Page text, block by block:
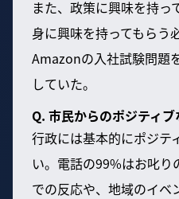
また、政策に興味を持っ
身に興味を持ってもらう
Amazonの入社試験問題
していた。
Q. 市民からのポジティ
行政には基本的にポジテ
い。電話の99%はお叱り
での反応や、地域のイベ